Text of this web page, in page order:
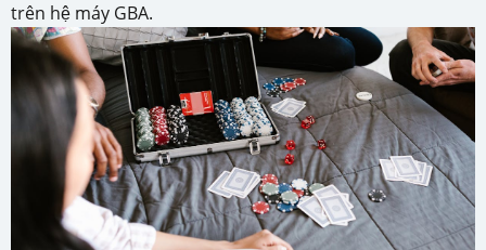
trên hệ máy GBA.